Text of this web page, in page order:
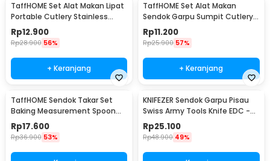
TaffHOME Set Alat Makan Lipat
Portable Cutlery Stainless
Steel 410 - AOTU
Rp12.900
Rp28.900 56%
+ Keranjang
TaffHOME Set Alat Makan
Sendok Garpu Sumpit Cutlery
with Pouch - CJ0091
Rp11.200
Rp25.900 57%
+ Keranjang
TaffHOME Sendok Takar Set
Baking Measurement Spoon
0.62-15ml 6 PCS - 16752
Rp17.600
Rp36.900 53%
KNIFEZER Sendok Garpu Pisau
Swiss Army Tools Knife EDC -
A010
Rp25.100
Rp48.900 49%